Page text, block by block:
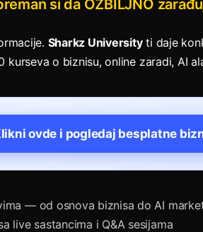
si da OZBILJNO
Sharkz Universityti daje
kurseva o biznisu, online zaradi, AI
ovde i pogledaj besplatne
— od osnova biznisa do AI
live sastancima i Q&A sesijama